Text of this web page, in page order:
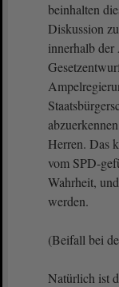
beinhalten
Diskussion
innerhalb der
Herren. Das
vom SPD-
Wahrheit,
werden.
(Beifall bei
Natürlich ist